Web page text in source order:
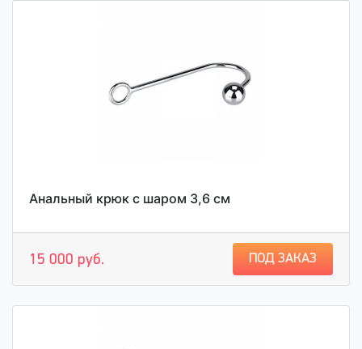
Анальный крюк с шаром 3,6 см
15 000 руб. ПОД ЗАКАЗ